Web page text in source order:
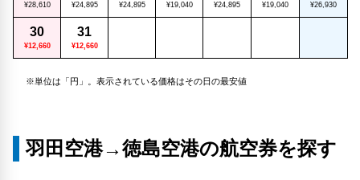
¥28,610 ¥24,895 ¥24,895 ¥19,040 ¥24,895 ¥19,040 ¥26,930
30
¥12,660
31
¥12,660
※単位は「円」。表示されている価格はその日の最安値
羽田空港→徳島空港の航空券を探す